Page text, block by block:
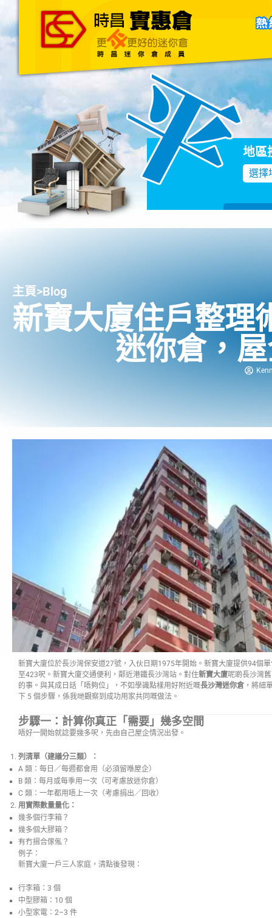
主頁 關於我們 聯絡我們
地區
選擇
主頁>Blog
新寶大廈住戶整理
迷你倉，
新寶大廈位於長沙灣保安道27號，入伙日期1975年開始。新寶大廈提供94個
至423呎。新寶大廈交通便利，鄰近港鐵長沙灣站。對住新寶大廈呢啲長沙灣
的事。與其成日話「唔夠位」，不如學識點樣用好附近嘅長沙灣迷你倉 ，將細
下 5 個步驟，係我哋觀察到成功用家共同嘅做法。
步驟一：計算你真正「需要」幾多空間
唔好一開始就諗要幾多呎，先由自己屋企情況出發。
列清單（建議分三類）：
A 類：每日／每週都會用（必須留喺屋企）
B 類：每月或每季用一次（可考慮放迷你倉）
C 類：一年都用唔上一次（考慮捐出／回收）
用實際數量量化：
幾多個行李箱？
幾多個大膠箱？
有冇摺合傢俬？
例子：
新寶大廈一戶三人家庭，清點後發現：
行李箱：3 個
中型膠箱：10 個
小型家電：2–3 件